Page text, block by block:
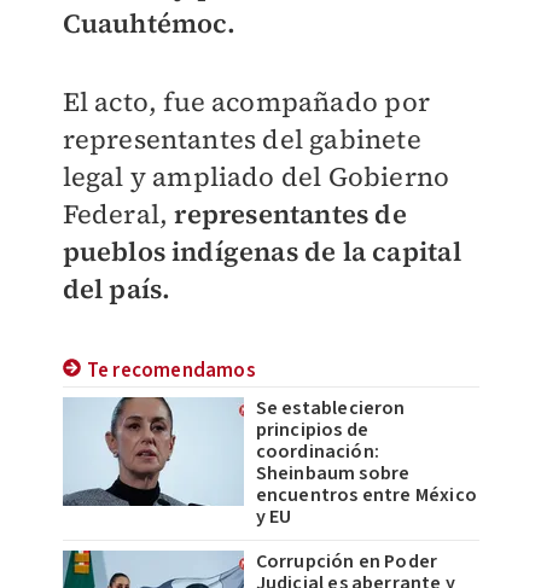
Cuauhtémoc.
El acto, fue acompañado por
representantes del gabinete
legal y ampliado del Gobierno
Federal, representantes de
pueblos indígenas de la capital
del país.
Te recomendamos
Se establecieron
principios de
coordinación:
Sheinbaum sobre
encuentros entre México
y EU
Corrupción en Poder